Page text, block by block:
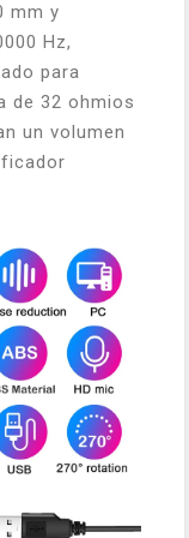
mm y
Hz,
para
de 32 ohmios
un volumen